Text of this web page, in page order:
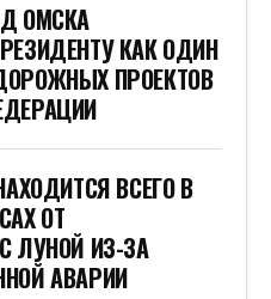
ОМСКА
КАК ОДИН
ПРОЕКТОВ
ВСЕГО В
ОТ
ЛУНОЙ ИЗ-ЗА
АВАРИИ